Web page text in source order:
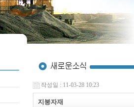
작성일 : 11-03-28 10:23
지붕자재